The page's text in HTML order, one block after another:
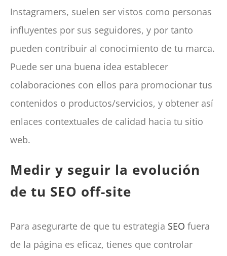
Instagramers, suelen ser vistos como personas
influyentes por sus seguidores, y por tanto
pueden contribuir al conocimiento de tu marca.
Puede ser una buena idea establecer
colaboraciones con ellos para promocionar tus
contenidos o productos/servicios, y obtener así
enlaces contextuales de calidad hacia tu sitio
web.
Medir y seguir la evolución
de tu SEO off-site
Para asegurarte de que tu estrategia SEO fuera
de la página es eficaz, tienes que controlar